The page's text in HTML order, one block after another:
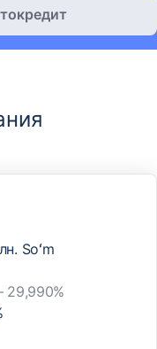
Soʻm
29,990%